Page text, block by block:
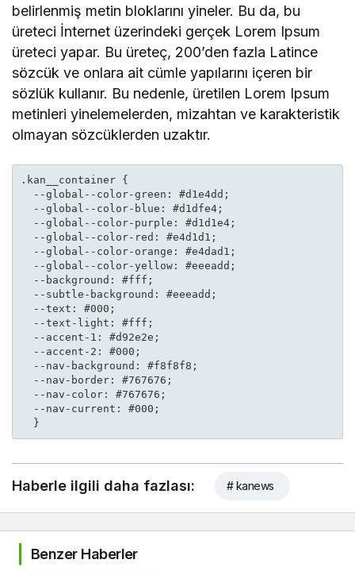
belirlenmiş metin bloklarını yineler. Bu da, bu
üreteci İnternet üzerindeki gerçek Lorem Ipsum
üreteci yapar. Bu üreteç, 200’den fazla Latince
sözcük ve onlara ait cümle yapılarını içeren bir
sözlük kullanır. Bu nedenle, üretilen Lorem Ipsum
metinleri yinelemelerden, mizahtan ve karakteristik
olmayan sözcüklerden uzaktır.
.kan__container {
  }
Haberle ilgili daha fazlası: # kanews
Benzer Haberler